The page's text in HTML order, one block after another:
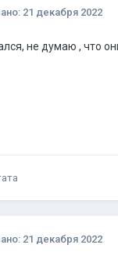
21 декабря 2022
не думаю , что
21 декабря 2022